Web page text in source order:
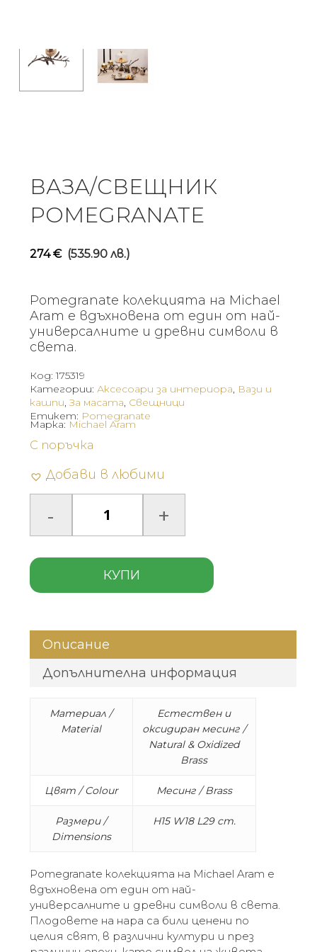
ВАЗА/СВЕЩНИК
POMEGRANATE
274€ (535.90 лв.)
Pomegranate колекцията на Michael
Aram е вдъхновена от един от най-
универсалните и древни символи в
света.
Код:175319
Категории: Аксесоари за интериора, Вази и
кашпи,За масата, Свещници
Етикет: Pomegranate
С поръчка
Добави в любими
КУПИ
Марка: Michael Aram
Описание
Допълнителна информация
Материал /
Material
Естествен и
оксидиран месинг /
Natural & Oxidized
Brass
Цвят / Colour Месинг / Brass
Размери /
Dimensions
H15 W18 L29 cm.
Pomegranate колекцията на Michael Aram е
вдъхновена от един от най-
универсалните и древни символи в света.
Плодовете на нара са били ценени по
целия свят, в различни култури и през